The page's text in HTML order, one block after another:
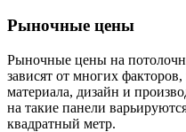
Рыночные цены
Рыночные цены на
зависят от многих
материала, дизайн и
на такие панели
квадратный метр.